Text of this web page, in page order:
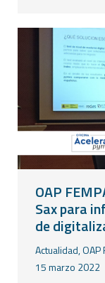
OAP
Sax para
de
Actualidad,OAP
15 marzo 2022